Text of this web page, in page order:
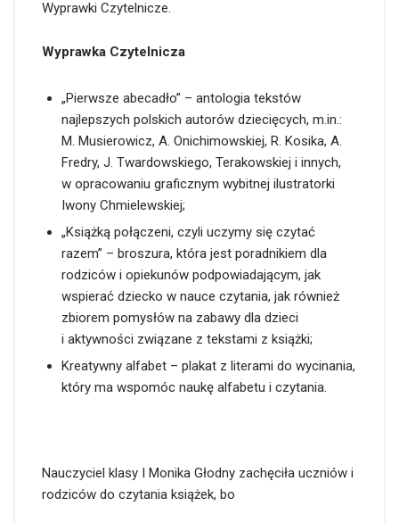
Wyprawki Czytelnicze.
Wyprawka Czytelnicza
„Pierwsze abecadło” – antologia tekstów
najlepszych polskich autorów dziecięcych, m.in.:
M. Musierowicz, A. Onichimowskiej, R. Kosika, A.
Fredry, J. Twardowskiego, Terakowskiej i innych,
w opracowaniu graficznym wybitnej ilustratorki
Iwony Chmielewskiej;
„Książką połączeni, czyli uczymy się czytać
razem” – broszura, która jest poradnikiem dla
rodziców i opiekunów podpowiadającym, jak
wspierać dziecko w nauce czytania, jak również
zbiorem pomysłów na zabawy dla dzieci
i aktywności związane z tekstami z książki;
Kreatywny alfabet – plakat z literami do wycinania,
który ma wspomóc naukę alfabetu i czytania.
Nauczyciel klasy I Monika Głodny zachęciła uczniów i
rodziców do czytania książek, bo